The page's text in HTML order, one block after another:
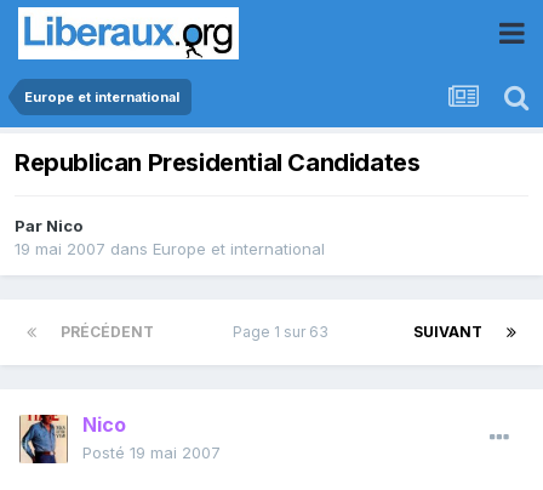
Europe et international
Republican Presidential Candidates
Par Nico
19 mai 2007 dans Europe et international
PRÉCÉDENT SUIVANT
Page 1 sur 63
Nico
Posté 19 mai 2007